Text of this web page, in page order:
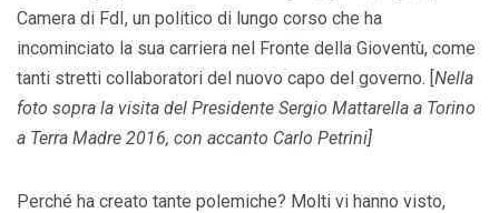
Camera di FdI, un politico di lungo corso che ha
incominciato la sua carriera nel Fronte della Gioventù, come
tanti stretti collaboratori del nuovo capo del governo. [Nella
foto sopra la visita del Presidente Sergio Mattarella a Torino
a Terra Madre 2016, con accanto Carlo Petrini]
Perché ha creato tante polemiche? Molti vi hanno visto,